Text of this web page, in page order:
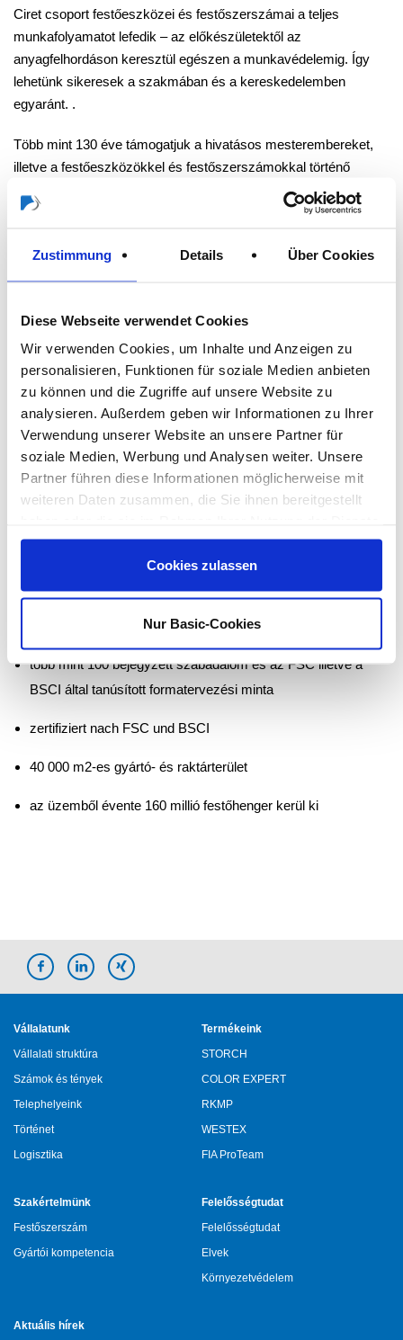
Zustimmung Details Über Cookies
Diese Webseite verwendet Cookies
Wir verwenden Cookies, um Inhalte und Anzeigen zu
personalisieren, Funktionen für soziale Medien anbieten
zu können und die Zugriffe auf unsere Website zu
analysieren. Außerdem geben wir Informationen zu Ihrer
Verwendung unserer Website an unsere Partner für
soziale Medien, Werbung und Analysen weiter. Unsere
Partner führen diese Informationen möglicherweise mit
weiteren Daten zusammen, die Sie ihnen bereitgestellt
gesammelt haben.
Cookies zulassen
Nur Basic-Cookies
Ciret csoport festőeszközei és festőszerszámai a teljes
munkafolyamatot lefedik – az előkészületektől az
anyagfelhordáson keresztül egészen a munkavédelemig. Így
lehetünk sikeresek a szakmában és a kereskedelemben
egyaránt. .
Több mint 130 éve támogatjuk a hivatásos mesterembereket,
illetve a festőeszközökkel és festőszerszámokkal történő
kereskedelmet. 17 országban 1 600 munkatársunkkal közel 275
millió eurós éves forgalmat bonyolítunk le. Ezzel Európában az
festőszerszámok piacán.
A Storch-Ciret csoport számokban:
1 600 munkatárs
275 millió eurós forgalom
évente 10 százalékos növekedés
100 százalékos specializáció a festőeszközökre és
festőszerszámokra
több mint 6 000 saját gyártású termék
több mint 100 bejegyzett szabadalom és az FSC illetve a
BSCI által tanúsított formatervezési minta
zertifiziert nach FSC und BSCI
40 000 m2-es gyártó- és raktárterület
az üzemből évente 160 millió festőhenger kerül ki
Vállalatunk
Vállalati struktúra
Számok és tények
Telephelyeink
Történet
Logisztika
Termékeink
STORCH
COLOR EXPERT
RKMP
WESTEX
FIA ProTeam
Szakértelmünk
Festőszerszám
Gyártói kompetencia
Felelősségtudat
Felelősségtudat
Elvek
Környezetvédelem
Aktuális hírek